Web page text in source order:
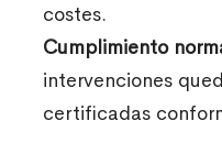
costes.
Cumplimiento
intervenciones
certificadas